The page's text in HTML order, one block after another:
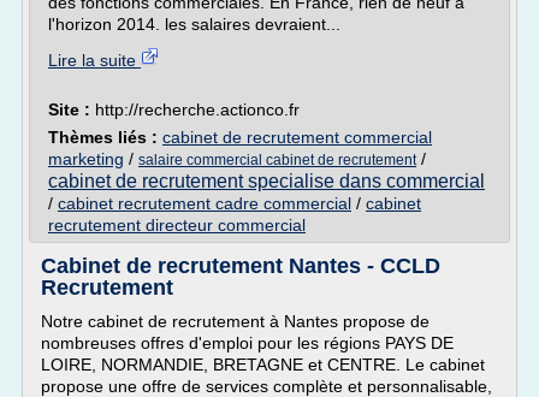
l'horizon 2014. les salaires devraient...
Lire la suite
Site : http://recherche.actionco.fr
Thèmes liés : cabinet de recrutement commercial
marketing / salaire commercial cabinet de recrutement/
cabinet de recrutement specialise dans commercial
/ cabinet recrutement cadre commercial / cabinet
recrutement directeur commercial
Cabinet de recrutement Nantes - CCLD
Recrutement
Notre cabinet de recrutement à Nantes propose de
nombreuses offres d'emploi pour les régions PAYS DE
LOIRE, NORMANDIE, BRETAGNE et CENTRE. Le cabinet
propose une offre de services complète et personnalisable,